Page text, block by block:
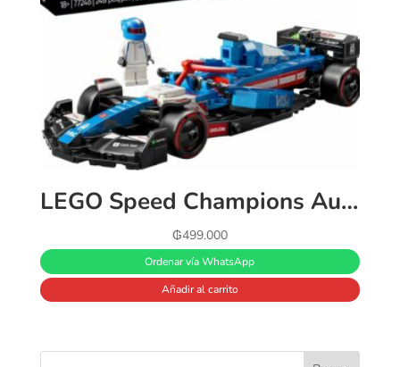
LEGO Speed Champions Auto de Carreras Visa Cash App RB VCARB 01 F1 Kit de vehículo para Adultos con 1 minifigura de un piloto, Modelo construible, Regalo Coleccionable 77246
₲499.000
Ordenar vía WhatsApp
Añadir al carrito